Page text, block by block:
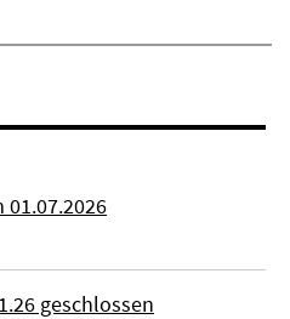
geschlossen